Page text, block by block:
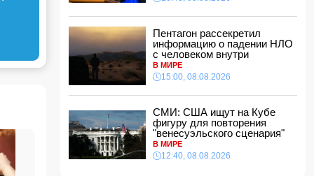
Зеленский встретился с Вучичем
14:40, 08.08.2026
В Азербайджане ожидается жара до 41
градуса — объявлено предупреждение
14:34, 08.08.2026
В Агдашском районе расследуется конфликт,
участием несовершеннолетней
14:28, 08.08.2026
Найдено тело утонувшего в море 16-летнего
юноши
Пентагон рассекретил
информацию о падении НЛО
с человеком внутри
В МИРЕ
15:00, 08.08.2026
СМИ: США ищут на Кубе
фигуру для повторения
"венесуэльского сценария"
В МИРЕ
12:40, 08.08.2026